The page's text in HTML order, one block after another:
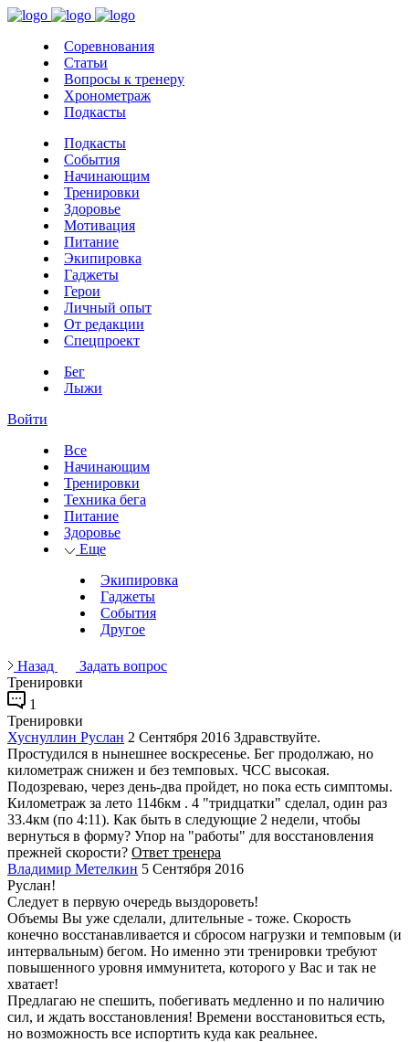
Соревнования
Статьи
Вопросы к тренеру
Хронометраж
Подкасты
Подкасты
События
Начинающим
Тренировки
Здоровье
Мотивация
Питание
Экипировка
Гаджеты
Герои
Личный опыт
От редакции
Спецпроект
Бег
Лыжи
Войти
Все
Начинающим
Тренировки
Техника бега
Питание
Здоровье
Еще
Экипировка
Гаджеты
События
Другое
Назад
Задать вопрос
Тренировки
1
Тренировки
Хуснуллин Руслан 2 Сентября 2016 Здравствуйте.
Простудился в нынешнее воскресенье. Бег продолжаю, но
километраж снижен и без темповых. ЧСС высокая.
Подозреваю, через день-два пройдет, но пока есть симптомы.
Километраж за лето 1146км . 4 "тридцатки" сделал, один раз
33.4км (по 4:11). Как быть в следующие 2 недели, чтобы
вернуться в форму? Упор на "работы" для восстановления
прежней скорости? Ответ тренера
Владимир Метелкин 5 Сентября 2016
Руслан!
Следует в первую очередь выздороветь!
Объемы Вы уже сделали, длительные - тоже. Скорость
конечно восстанавливается и сбросом нагрузки и темповым (и
интервальным) бегом. Но именно эти тренировки требуют
повышенного уровня иммунитета, которого у Вас и так не
хватает!
Предлагаю не спешить, побегивать медленно и по наличию
сил, и ждать восстановления! Времени восстановиться есть,
но возможность все испортить куда как реальнее.